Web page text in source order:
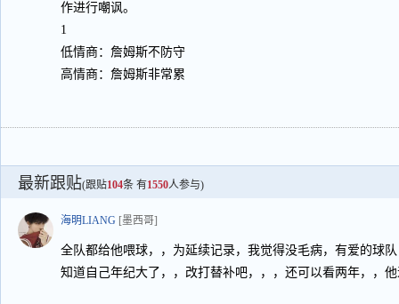
作进行嘲讽。
1
低情商：詹姆斯不防守
高情商：詹姆斯非常累
最新跟贴(跟贴104条 有1550人参与)
海明LIANG [墨西哥]
全队都给他喂球，，为延续记录，我觉得没毛病，有爱的球
知道自己年纪大了，，改打替补吧，，，还可以看两年，，